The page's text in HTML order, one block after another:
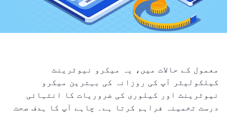
معمول کے حالات میں، یہ میکرو نیوٹرینٹ
کیلکولیٹر آپ کی روزانہ کی بہترین میکرو
نیوٹرینٹ اور کیلوری کی ضروریات کا انتہائی
درست تخمینہ فراہم کرتا ہے۔ چاہے آپ کا ہدف صحت